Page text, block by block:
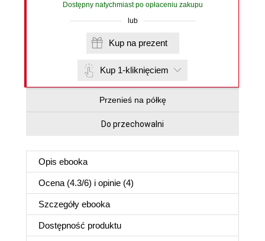
Dostępny natychmiast po opłaceniu zakupu
lub
Kup na prezent
Kup 1-kliknięciem
Przenieś na półkę
Do przechowalni
Opis ebooka
Ocena (4.3/6) i opinie (4)
Szczegóły ebooka
Dostępność produktu